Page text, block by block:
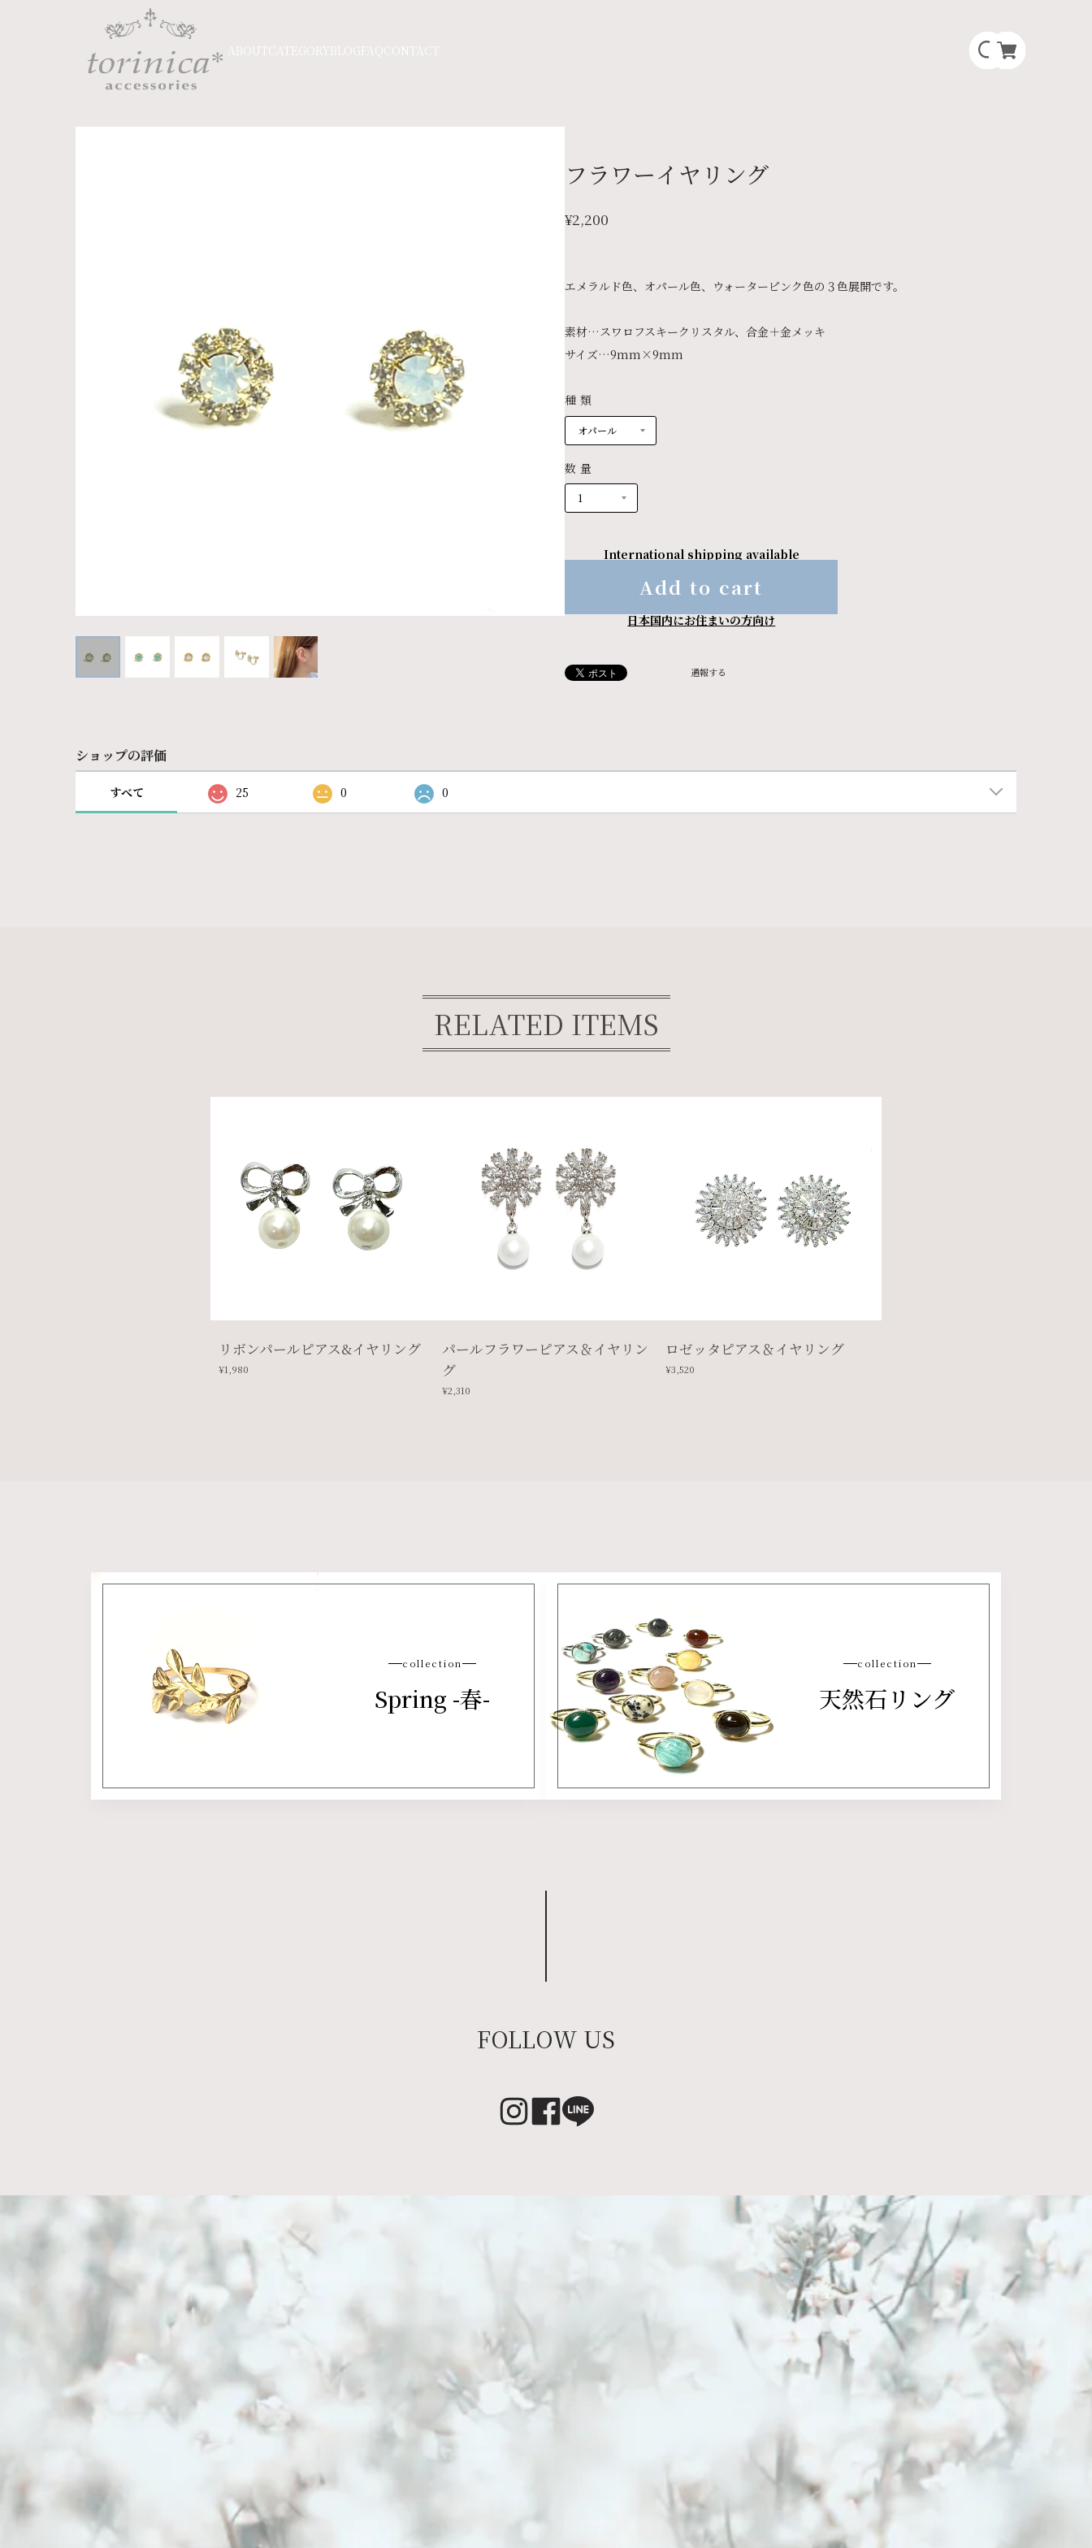
ABOUT CATEGORYBLOGFAQCONTACT
フラワーイヤリング
¥2,200
エメラルド色、オパール色、ウォーターピンク色の３色展開です。
素材…スワロフスキークリスタル、合金＋金メッキ
サイズ…9mm×9mm
種類
数量
International shipping available
Add to cart
日本国内にお住まいの方向け
通報する
ショップの評価
すべて 25 0 0
RELATED ITEMS
リボンパールピアス&イヤリング
¥1,980
パールフラワーピアス＆イヤリン
グ
¥2,310
ロゼッタピアス＆イヤリング
¥3,520
collection
Spring -春-
collection
天然石リング
FOLLOW US